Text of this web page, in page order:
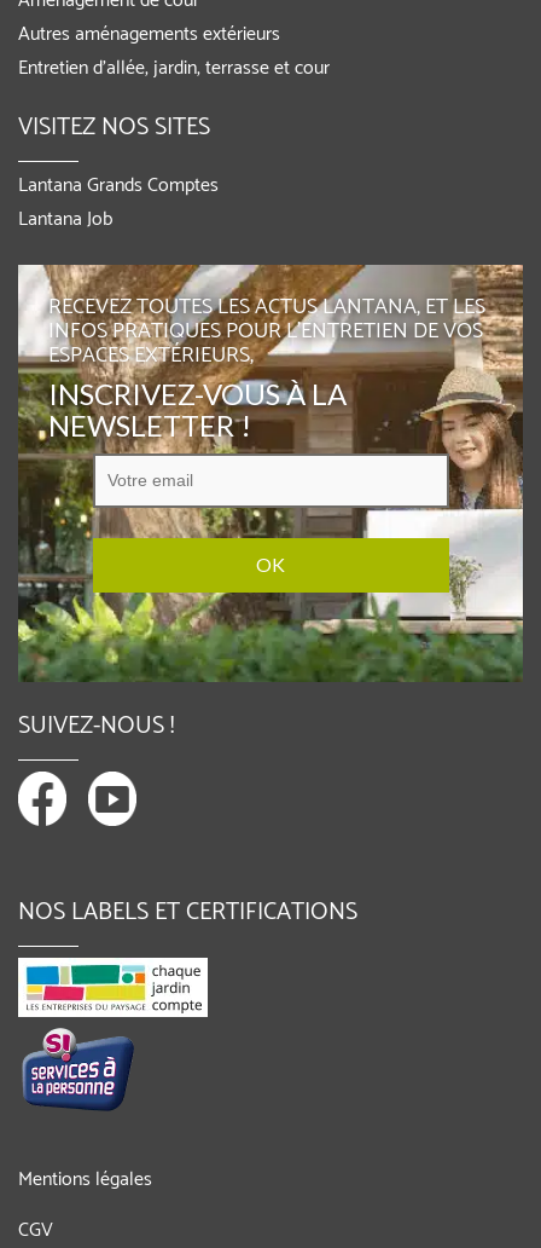
Autres aménagements extérieurs
Entretien d’allée, jardin, terrasse et cour
VISITEZ NOS SITES
Lantana Grands Comptes
Lantana Job
RECEVEZ TOUTES LES ACTUS LANTANA, ET LES
INFOS PRATIQUES POUR L'ENTRETIEN DE VOS
ESPACES EXTÉRIEURS,
INSCRIVEZ-VOUS À LA
NEWSLETTER !
SUIVEZ-NOUS !
NOS LABELS ET CERTIFICATIONS
Mentions légales
CGV